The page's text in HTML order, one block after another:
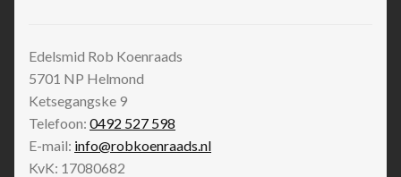
Edelsmid Rob Koenraads
5701 NP Helmond
Ketsegangske 9
Telefoon: 0492 527 598
E-mail: info@robkoenraads.nl
KvK: 17080682